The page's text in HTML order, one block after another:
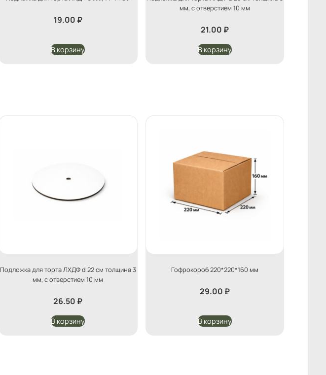
19.00 ₽
В корзину
мм, с отверстием 10 мм
21.00 ₽
В корзину
Подложка для торта ЛХДФ d 22 см толщина 3
мм, с отверстием 10 мм
26.50 ₽
В корзину
Гофрокороб 220*220*160 мм
29.00 ₽
В корзину